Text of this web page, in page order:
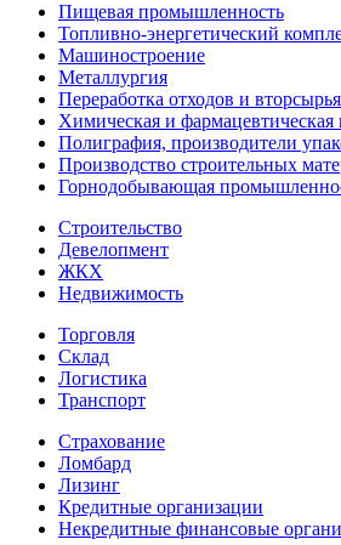
Пищевая промышленность
Топливно-энергетический
Машиностроение
Металлургия
Переработка отходов и вторсырья
Химическая и
Полиграфия, производители
Производство строительных
Горнодобывающая
Строительство
Девелопмент
ЖКХ
Недвижимость
Торговля
Склад
Логистика
Транспорт
Страхование
Ломбард
Лизинг
Кредитные организации
Некредитные финансовые